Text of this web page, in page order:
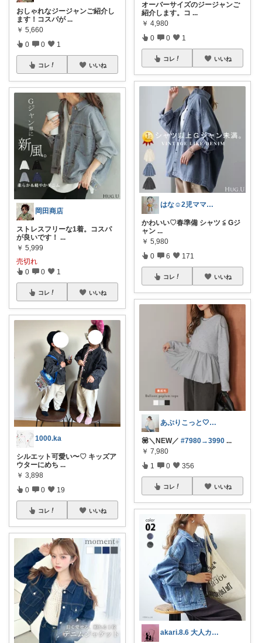
おしゃれなジージャンご紹介し
ます！コスパが ...
￥ 5,660
0 0 1
コレ いいね
岡田商店
ストレスフリーな1着。コスパ
が良いです！ ...
￥ 5,999
売切れ
0 0 1
コレ いいね
1000.ka
シルエット可愛い〜♡ キッズア
ウターにめち ...
￥ 3,898
0 0 19
コレ いいね
オーバーサイズのジージャンご
紹介します。コ ...
￥ 4,980
0 0 1
コレ いいね
はな☺︎2児ママ **経由感謝ﾃﾞｽ**
かわいい♡春準備 シャツ ≦ Gジ
ャン ...
￥ 5,980
0 6 171
コレ いいね
あぷりこっと🤍大人ｶﾜｲｲ服集め
💟＼NEW／ #7980→3990 ...
￥ 7,980
1 0 356
コレ いいね
akari.8.6 大人カジュアル服